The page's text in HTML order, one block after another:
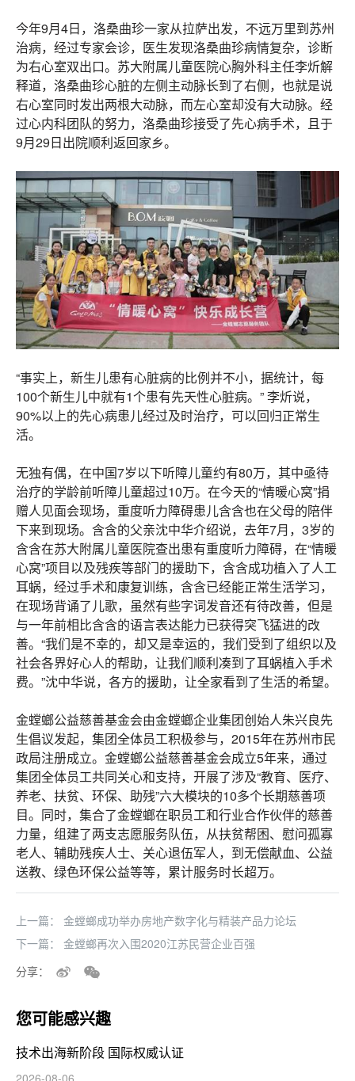
今年9月4日，洛桑曲珍一家从拉萨出发，不远万里到苏州
治病，经过专家会诊，医生发现洛桑曲珍病情复杂，诊断
为右心室双出口。苏大附属儿童医院心胸外科主任李炘解
释道，洛桑曲珍心脏的左侧主动脉长到了右侧，也就是说
右心室同时发出两根大动脉，而左心室却没有大动脉。经
过心内科团队的努力，洛桑曲珍接受了先心病手术，且于
9月29日出院顺利返回家乡。
“事实上，新生儿患有心脏病的比例并不小，据统计，每
100个新生儿中就有1个患有先天性心脏病。” 李炘说，
90%以上的先心病患儿经过及时治疗，可以回归正常生
活。
无独有偶，在中国7岁以下听障儿童约有80万，其中亟待
治疗的学龄前听障儿童超过10万。在今天的“情暖心窝”捐
赠人见面会现场，重度听力障碍患儿含含也在父母的陪伴
下来到现场。含含的父亲沈中华介绍说，去年7月，3岁的
含含在苏大附属儿童医院查出患有重度听力障碍，在“情暖
心窝”项目以及残疾等部门的援助下，含含成功植入了人工
耳蜗，经过手术和康复训练，含含已经能正常生活学习，
在现场背诵了儿歌，虽然有些字词发音还有待改善，但是
与一年前相比含含的语言表达能力已获得突飞猛进的改
善。“我们是不幸的，却又是幸运的，我们受到了组织以及
社会各界好心人的帮助，让我们顺利凑到了耳蜗植入手术
费。”沈中华说，各方的援助，让全家看到了生活的希望。
金螳螂公益慈善基金会由金螳螂企业集团创始人朱兴良先
生倡议发起，集团全体员工积极参与，2015年在苏州市民
政局注册成立。金螳螂公益慈善基金会成立5年来，通过
集团全体员工共同关心和支持，开展了涉及“教育、医疗、
养老、扶贫、环保、助残”六大模块的10多个长期慈善项
目。同时，集合了金螳螂在职员工和行业合作伙伴的慈善
力量，组建了两支志愿服务队伍，从扶贫帮困、慰问孤寡
老人、辅助残疾人士、关心退伍军人，到无偿献血、公益
送教、绿色环保公益等等，累计服务时长超万。
上一篇：
金螳螂成功举办房地产数字化与精装产品力论坛
下一篇：
金螳螂再次入围2020江苏民营企业百强
分享：
您可能感兴趣
技术出海新阶段 国际权威认证
2026-08-06